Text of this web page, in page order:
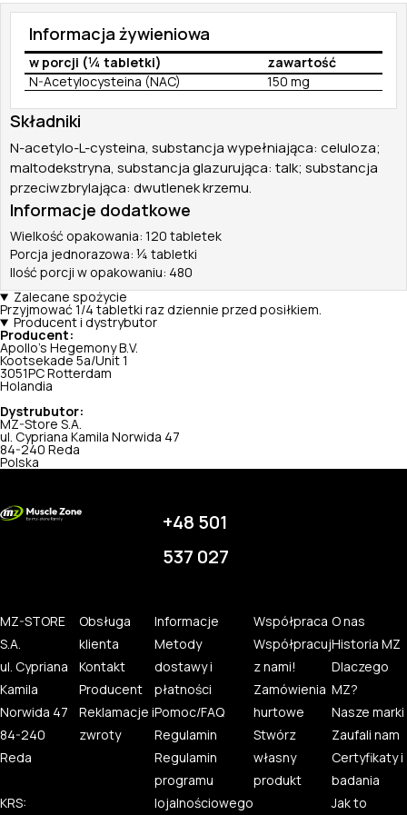
Informacja żywieniowa
w porcji (¼ tabletki)
zawartość
N-Acetylocysteina (NAC)
150 mg
Składniki
N-acetylo-L-cysteina, substancja wypełniająca: celuloza;
maltodekstryna, substancja glazurująca: talk; substancja
przeciwzbrylająca: dwutlenek krzemu.
Informacje dodatkowe
Wielkość opakowania: 120 tabletek
Porcja jednorazowa: ¼ tabletki
Ilość porcji w opakowaniu: 480
Zalecane spożycie
Przyjmować 1/4 tabletki raz dziennie przed posiłkiem.
Producent i dystrybutor
Producent:
Apollo's Hegemony B.V.
Kootsekade 5a/Unit 1
3051PC Rotterdam
Holandia
Dystrubutor:
MZ-Store S.A.
ul. Cypriana Kamila Norwida 47
84-240 Reda
Polska
+48 501
537 027
MZ-STORE
S.A.
ul. Cypriana
Kamila
Norwida 47
84-240
Reda
KRS:
Obsługa
klienta
Kontakt
Producent
Reklamacje i
zwroty
Informacje
Metody
dostawy i
płatności
Pomoc/FAQ
Regulamin
Regulamin
programu
lojalnościowego
Współpraca
Współpracuj
z nami!
Zamówienia
hurtowe
Stwórz
własny
produkt
O nas
Historia MZ
Dlaczego
MZ?
Nasze marki
Zaufali nam
Certyfikaty i
badania
Jak to